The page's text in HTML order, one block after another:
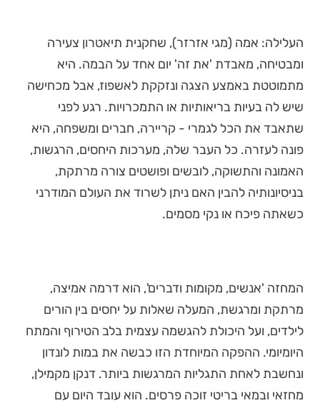
העלילה: אמה (מגי אזרזר), שחקנית תיאטרון צעירה
ומבטיחה, מאבדת 'את זה' יום אחד על הבמה. היא
מתמוטטת באמצע הצגה ונזקקת לאשפוז, אבל מכחישה
שיש לה בעיות בריאותיות או התמכרויות. רגע לפני
שתאבד את הכל לגמרי - קריירה, חברים ומשפחה, היא
פונה לעזרה. כל העבר שלה, מערכות היחסים, הרגשות,
האמונה והתשוקה, לובשים ופושטים צורה מרתקת,
בניסיונותיה להבין האם ניתן לשרוד את העולם המודרני
כשאתה פיכח או נקי מסמים.
המחזה 'אנשים, מקומות ודברים', הוא דרמה אמיצה,
מרתקת ומרגשת, המעלה שאלות על יחסים בין הורים
לילדים, ועל היכולת להגשמה עצמית בלב הטירוף והמתח
היומיומי. ההפקה המיוחדת הזו כבשה את במות לונדון
ונחשבת לאחת התגליות המרגשות ביותר. דנקן מקמילן,
מחזאי ובמאי בריטי זוכה פרסים. הוא עובד היום עם